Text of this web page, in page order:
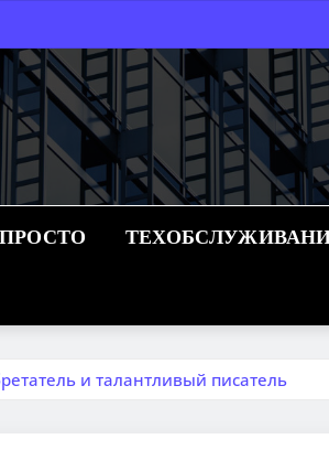
и талантливый писатель